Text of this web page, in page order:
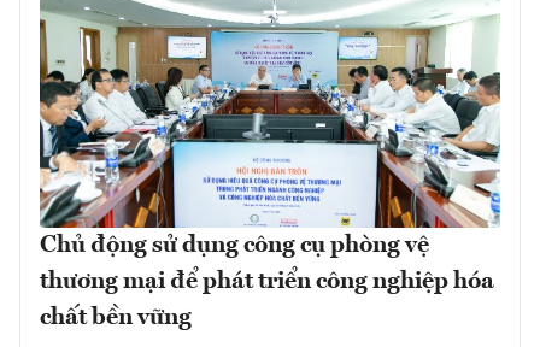
Chủ động sử dụng công cụ phòng vệ
thương mại để phát triển công nghiệp hóa
chất bền vững